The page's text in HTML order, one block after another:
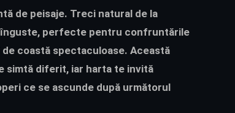
de peisaje. Treci natural de la
perfecte pentru confruntările
coastă spectaculoase. Această
simtă diferit, iar harta te invită
ce se ascunde după următorul